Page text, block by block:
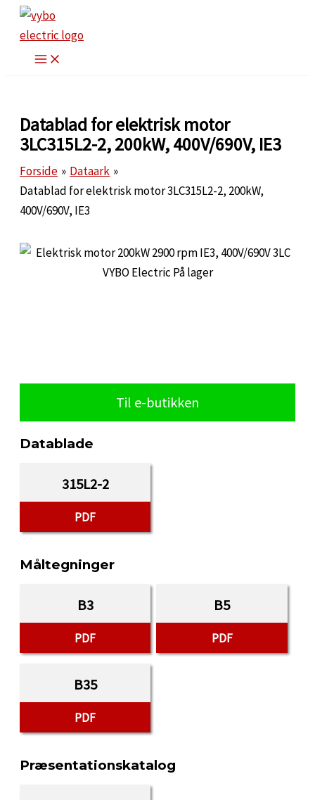
indholdet
Datablad for elektrisk motor
3LC315L2-2, 200kW, 400V/690V, IE3
Forside
Dataark
Datablad for elektrisk motor 3LC315L2-2, 200kW,
400V/690V, IE3
Til e-butikken
Datablade
315L2-2
PDF
Måltegninger
B3
PDF
B5
PDF
B35
PDF
Præsentationskatalog